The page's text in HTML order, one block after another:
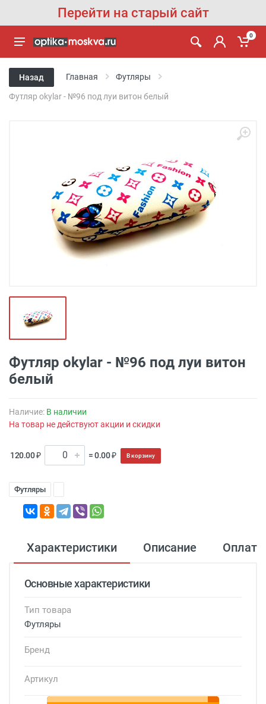
Перейти на старый сайт
0
Назад Главная Футляры
Футляр okylar - №96 под луи витон белый
Футляр okylar - №96 под луи витон
белый
Наличие: В наличии
На товар не действуют акции и скидки
120.00 ₽ = 0.00 ₽ В корзину
Футляры
Характеристики Описание Оплата
Основные характеристики
Тип товара
Футляры
Бренд
Артикул